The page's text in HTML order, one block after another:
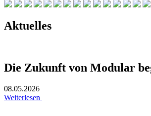
Aktuelles
Die Zukunft von Modular
08.05.2026
Weiterlesen